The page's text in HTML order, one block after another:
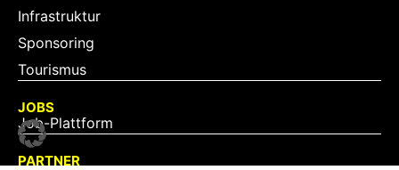
Infrastruktur
Sponsoring
Tourismus
JOBS
Job-Plattform
PARTNER